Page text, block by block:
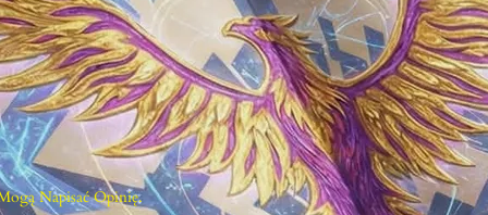
A
Z
O
S
T
A
Napisać Opinię.